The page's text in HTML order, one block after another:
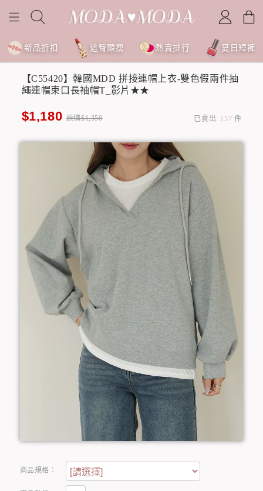
新品折扣 遮臀顯瘦 熱賣排行 夏日短褲
【C55420】韓國MDD 拼接連帽上衣-雙色假兩件抽
繩連帽束口長袖帽T_影片★★
$1,180 原價$1,350 已賣出: 157 件
商品規格：